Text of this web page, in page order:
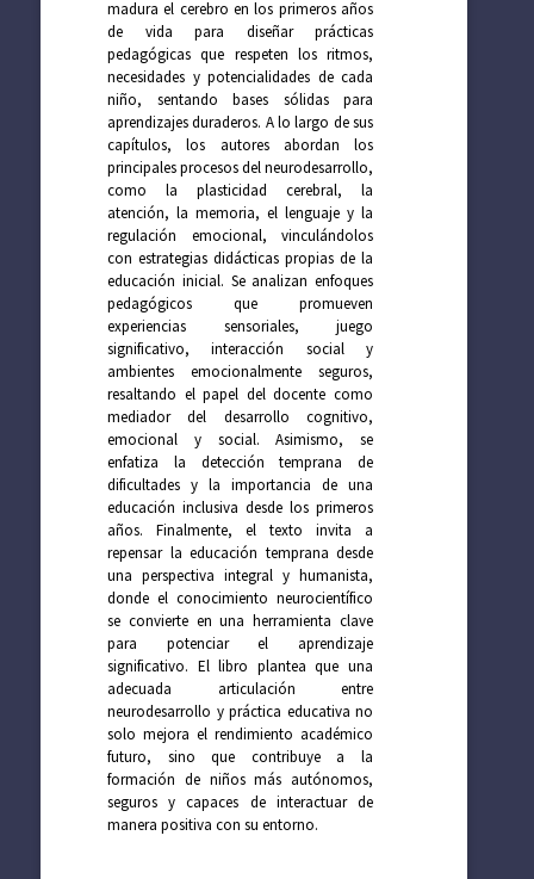
madura el cerebro en los primeros años
de vida para diseñar prácticas
pedagógicas que respeten los ritmos,
necesidades y potencialidades de cada
niño, sentando bases sólidas para
aprendizajes duraderos. A lo largo de sus
capítulos, los autores abordan los
principales procesos del neurodesarrollo,
como la plasticidad cerebral, la
atención, la memoria, el lenguaje y la
regulación emocional, vinculándolos
con estrategias didácticas propias de la
educación inicial. Se analizan enfoques
pedagógicos que promueven
experiencias sensoriales, juego
significativo, interacción social y
ambientes emocionalmente seguros,
resaltando el papel del docente como
mediador del desarrollo cognitivo,
emocional y social. Asimismo, se
enfatiza la detección temprana de
dificultades y la importancia de una
educación inclusiva desde los primeros
años. Finalmente, el texto invita a
repensar la educación temprana desde
una perspectiva integral y humanista,
donde el conocimiento neurocientífico
se convierte en una herramienta clave
para potenciar el aprendizaje
significativo. El libro plantea que una
adecuada articulación entre
neurodesarrollo y práctica educativa no
solo mejora el rendimiento académico
futuro, sino que contribuye a la
formación de niños más autónomos,
seguros y capaces de interactuar de
manera positiva con su entorno.